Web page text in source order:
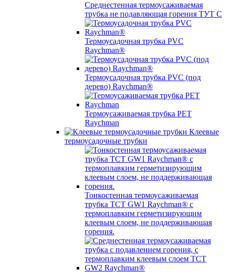
Среднестенная термоусаживаемая
трубка не подавляющая горения ТУТ С
Термоусадочная трубка PVC
Raychman®
Термоусадочная трубка PVC (под
дерево) Raychman®
Термоусаживаемая трубка PET
Raychman
Клеевые
термоусадочные трубки
Тонкостенная термоусаживаемая
трубка TCT GW1 Raychman® с
термоплавким герметизирующим
клеевым слоем, не поддерживающая
горения.